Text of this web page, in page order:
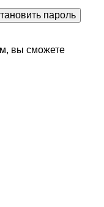
вы сможете